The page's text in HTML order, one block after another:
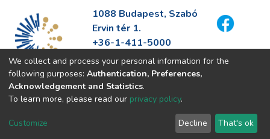
1088 Budapest, Szabó
Ervin tér 1.
+36-1-411-5000
info@fszek.hu
https://fszek.hu
We collect and process your personal information for the
following purposes: Authentication, Preferences,
Acknowledgement and Statistics.
To learn more, please read our privacy policy.
Customize Decline That's ok